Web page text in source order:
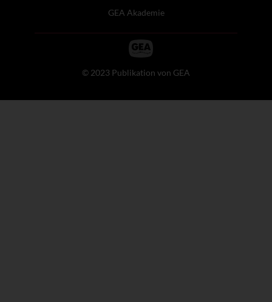
GEA Akademie
© 2023 Publikation von GEA